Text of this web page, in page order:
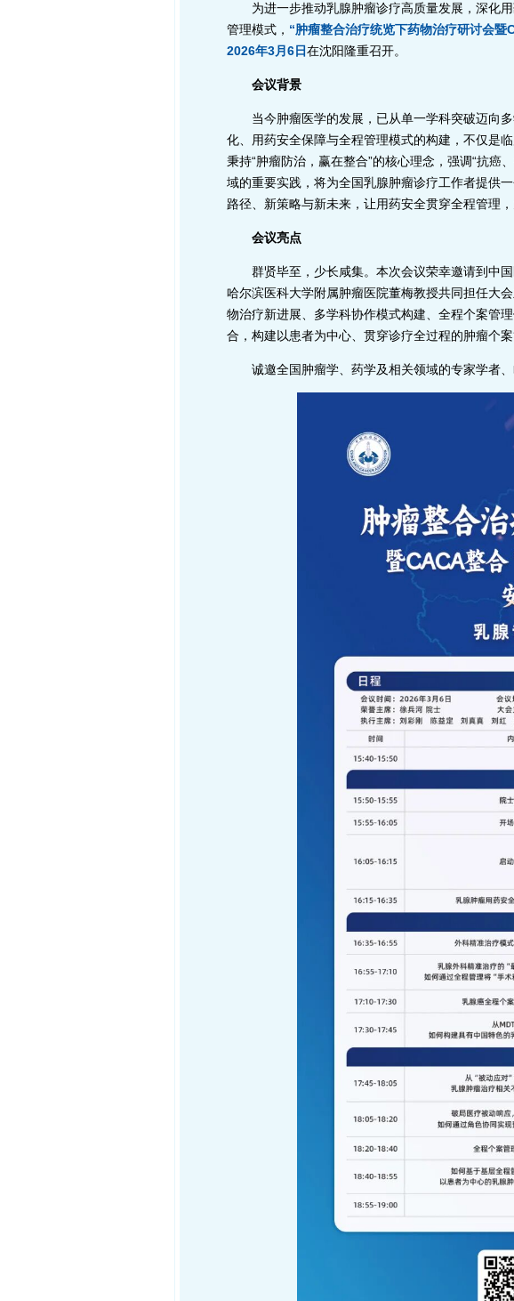
为进一步推动乳腺肿瘤诊疗高质量发展，深化
管理模式， “肿瘤整合治疗统览下药物治疗研讨会暨
2026年3月6日在沈阳隆重召开。
会议背景
当今肿瘤医学的发展，已从单一学科突破迈向
化、用药安全保障与全程管理模式的构建，不仅是
秉持“肿瘤防治，赢在整合”的核心理念，强调“抗
域的重要实践，将为全国乳腺肿瘤诊疗工作者提供
路径、新策略与新未来，让用药安全贯穿全程管理
会议亮点
群贤毕至，少长咸集。本次会议荣幸邀请到中
哈尔滨医科大学附属肿瘤医院董梅教授共同担任大
物治疗新进展、多学科协作模式构建、全程个案管
合，构建以患者为中心、贯穿诊疗全过程的肿瘤个
诚邀全国肿瘤学、药学及相关领域的专家学者